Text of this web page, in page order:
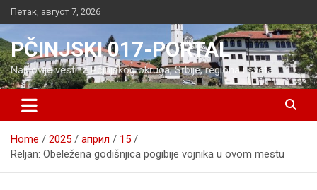
Skip
to
content
Петак, август 7, 2026
PČINJSKI 017-PORTAL
Najnovije vesti iz Pčinjskog okruga, Srbije, regiona i sveta
Home 2025 април
15
Reljan: Obeležena godišnjica pogibije vojnika u ovom mestu